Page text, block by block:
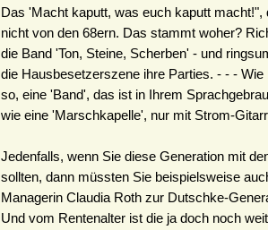
Das 'Macht kaputt, was euch kaputt macht!",
nicht von den 68ern. Das stammt woher?
die Band 'Ton, Steine, Scherben' - und
die Hausbesetzerszene ihre Parties. - - - Wie
so, eine 'Band', das ist in Ihrem
wie eine 'Marschkapelle', nur mit Strom-
Jedenfalls, wenn Sie diese Generation mit
sollten, dann müssten Sie beispielsweise
Managerin Claudia Roth zur Dutschke-
Und vom Rentenalter ist die ja doch noch